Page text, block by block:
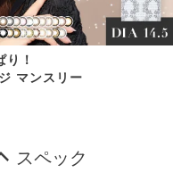
り！
マンスリー
スペック